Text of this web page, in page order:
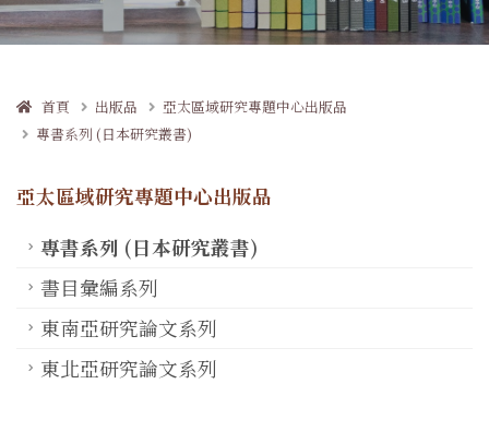
首頁 出版品
亞太區域研究專題中心出版品
專書系列 (日本研究叢書)
亞太區域研究專題中心出版品
專書系列 (日本研究叢書)
書目彙編系列
東南亞研究論文系列
東北亞研究論文系列